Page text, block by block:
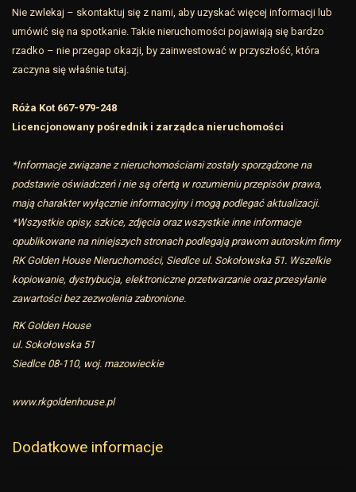
Nie zwlekaj – skontaktuj się z nami, aby uzyskać więcej informacji lub
umówić się na spotkanie. Takie nieruchomości pojawiają się bardzo
rzadko – nie przegap okazji, by zainwestować w przyszłość, która
zaczyna się właśnie tutaj.
Róża Kot 667-979-248
Licencjonowany pośrednik i zarządca nieruchomości
*Informacje związane z nieruchomościami zostały sporządzone na
podstawie oświadczeń i nie są ofertą w rozumieniu przepisów prawa,
mają charakter wyłącznie informacyjny i mogą podlegać aktualizacji.
*Wszystkie opisy, szkice, zdjęcia oraz wszystkie inne informacje
opublikowane na niniejszych stronach podlegają prawom autorskim firmy
RK Golden House Nieruchomości, Siedlce ul. Sokołowska 51. Wszelkie
kopiowanie, dystrybucja, elektroniczne przetwarzanie oraz przesyłanie
zawartości bez zezwolenia zabronione.
RK Golden House
ul. Sokołowska 51
Siedlce 08-110, woj. mazowieckie
www.rkgoldenhouse.pl
Dodatkowe informacje